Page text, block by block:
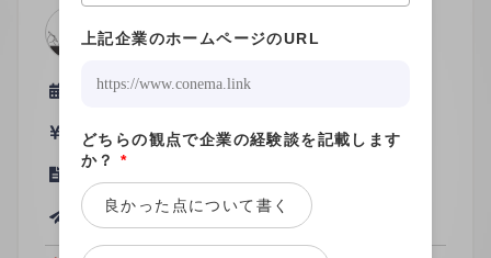
関わった時期
2022年
支払い形態 文字単価
投稿日 2022/10/27
上記企業のホームページのURL
どちらの観点で企業の経験談を記載します
か？
*
良かった点について書く